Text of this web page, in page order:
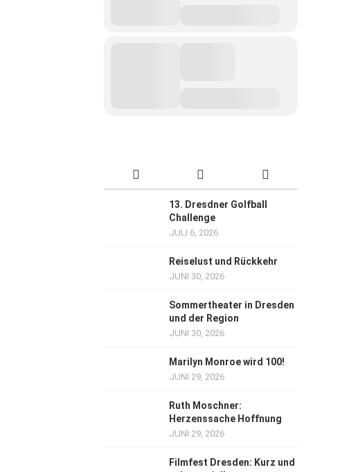
13. Dresdner Golfball
Challenge
JULI 6, 2026
Reiselust und Rückkehr
JUNI 30, 2026
Sommertheater in Dresden
und der Region
JUNI 30, 2026
Marilyn Monroe wird 100!
JUNI 29, 2026
Ruth Moschner:
Herzenssache Hoffnung
JUNI 29, 2026
Filmfest Dresden: Kurz und